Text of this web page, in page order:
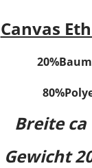
Canvas
Breite ca
Gewicht